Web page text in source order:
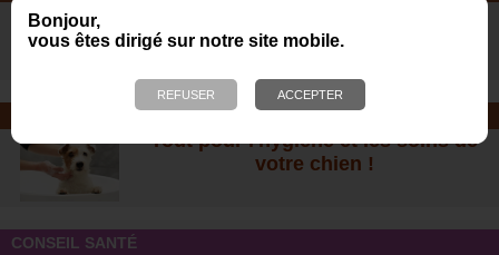
Bonjour,
vous êtes dirigé sur notre site mobile.
des heures de jeux avec votre chien
SOINS ET SHAMPOOING
Tout pour l'hygiène et les soins de
votre chien !
CONSEIL SANTÉ